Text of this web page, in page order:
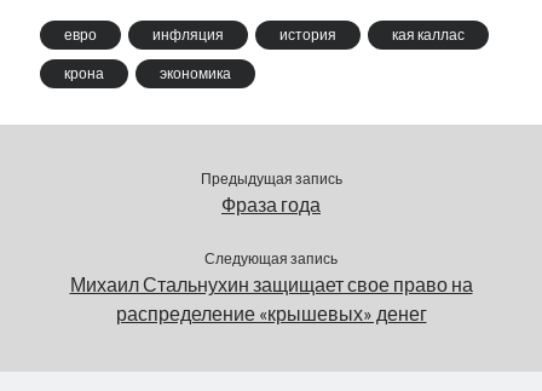
евро инфляция история кая каллас
крона экономика
Предыдущая запись
Фраза года
Следующая запись
Михаил Стальнухин защищает свое право на
распределение «крышевых» денег